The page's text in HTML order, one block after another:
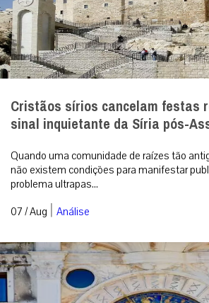
Cristãos sírios cancelam festas
sinal inquietante da Síria pós-
Quando uma comunidade de raízes tão
não existem condições para manifestar
problema ultrapas...
07 / Aug | Análise